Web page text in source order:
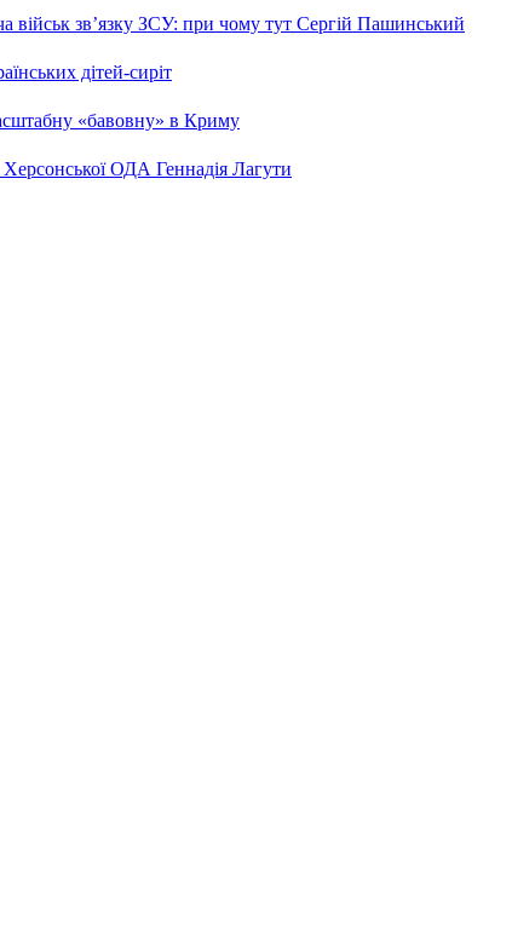
зв’язку ЗСУ: при чому тут Сергій Пашинський
дітей-сиріт
«бавовну» в Криму
ОДА Геннадія Лагути